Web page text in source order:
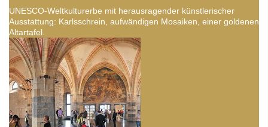
UNESCO-Weltkulturerbe mit herausragender künstlerischer
Ausstattung: Karlsschrein, aufwändigen Mosaiken, einer goldenen
Altartafel.